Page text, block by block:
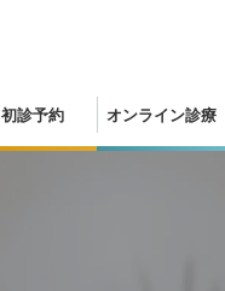
初診予約 オンライン診療